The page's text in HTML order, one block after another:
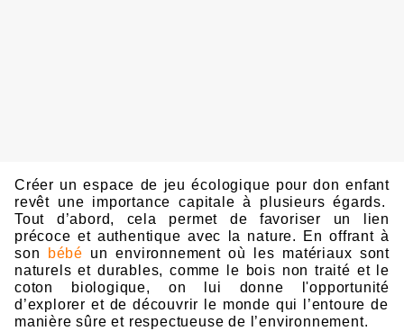
Créer un espace de jeu éco logique pour don enfant
revêt une importance capitale à plusieurs égards.
Tout d’abord, cela permet de favoriser un
ien
précoce et authentique avec la nature. Enoffrant à
son
bébé un environnement où les matériaux sont
naturels et durables, comme
e bois non traité et le
coton
biologique, on lui donne l'opportunité
d’explorer et dedécouvrir le monde qui l’entoure de
manière sûre et respectueuse de l’environnement.